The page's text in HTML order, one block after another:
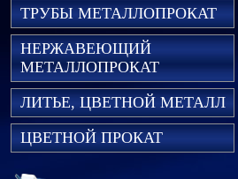
ТРУБЫ МЕТАЛЛОПРОКАТ
НЕРЖАВЕЮЩИЙ
МЕТАЛЛОПРОКАТ
ЛИТЬЕ, ЦВЕТНОЙ МЕТАЛЛ
ЦВЕТНОЙ ПРОКАТ